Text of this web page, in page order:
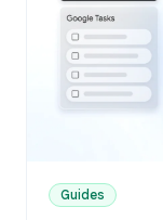
Guides